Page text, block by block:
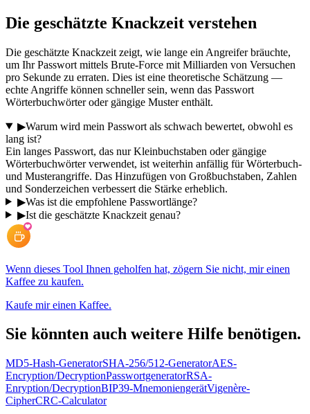
Die geschätzte Knackzeit verstehen
Die geschätzte Knackzeit zeigt, wie lange ein Angreifer bräuchte,
um Ihr Passwort mittels Brute-Force mit Milliarden von Versuchen
pro Sekunde zu erraten. Dies ist eine theoretische Schätzung —
echte Angriffe können schneller sein, wenn das Passwort
Wörterbuchwörter oder gängige Muster enthält.
▶Warum wird mein Passwort als schwach bewertet, obwohl es
lang ist?
Ein langes Passwort, das nur Kleinbuchstaben oder gängige
Wörterbuchwörter verwendet, ist weiterhin anfällig für Wörterbuch-
und Musterangriffe. Das Hinzufügen von Großbuchstaben, Zahlen
und Sonderzeichen verbessert die Stärke erheblich.
▶Was ist die empfohlene Passwortlänge?
▶Ist die geschätzte Knackzeit genau?
Wenn dieses Tool Ihnen geholfen hat, zögern Sie nicht, mir einen
Kaffee zu kaufen.
Kaufe mir einen Kaffee.
Sie könnten auch weitere Hilfe benötigen.
MD5-Hash-GeneratorSHA-256/512-GeneratorAES-
Encryption/DecryptionPasswortgeneratorRSA-
Enryption/DecryptionBIP39-MnemoniengerätVigenère-
CipherCRC-Calculator